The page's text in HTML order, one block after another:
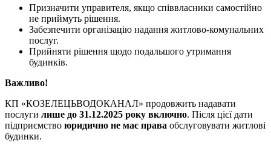
Призначити управителя, якщо співвласники самостійно
не приймуть рішення.
Забезпечити організацію надання житлово-комунальних
послуг.
Прийняти рішення щодо подальшого утримання
будинків.
Важливо!
КП «КОЗЕЛЕЦЬВОДОКАНАЛ» продовжить надавати
послуги лише до 31.12.2025 року включно. Після цієї дати
підприємство юридично не має права обслуговувати житлові
будинки.